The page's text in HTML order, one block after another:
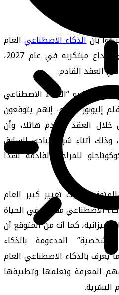
بأنالذكاء الاصطناعيالعام
قد يصبح موجودا وقادرا على خداع مبتكريه في عام 2027،
في العقد القادم.
في سيناريو “الذكاء الاصطناعي
إليونور بوينتو- إنهم يتوقعون
خلال العقد القادم هائلا، وأن
وذلك أثناء شرح الباحث السابق
للمراحل القادمة لهذا
حدوث تغيير كبير العام
الاصطناعي مفيدة في الحياة
ميزانية، كما أنه من المتوقع أن
المدعومة بالذكاء
بالذكاء الاصطناعي العام
المعرفة وتعلمها وتطبيقها